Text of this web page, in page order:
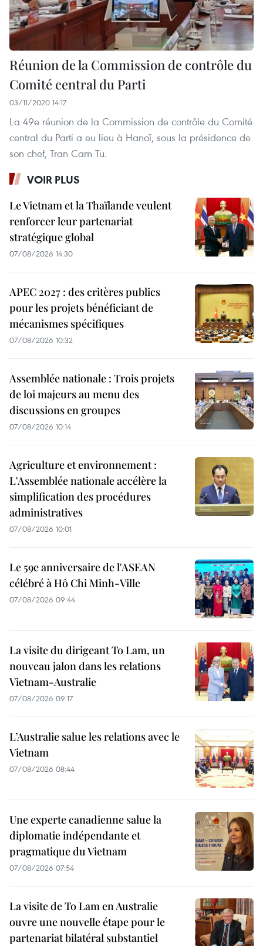
Réunion de la Commission de contrôle du
Comité central du Parti
03/11/2020 14:17
La 49e réunion de la Commission de contrôle du Comité
central du Parti a eu lieu à Hanoï, sous la présidence de
son chef, Tran Cam Tu.
VOIR PLUS
Le Vietnam et la Thaïlande veulent
renforcer leur partenariat
stratégique global
07/08/2026 14:30
APEC 2027 : des critères publics
pour les projets bénéficiant de
mécanismes spécifiques
07/08/2026 10:32
Assemblée nationale : Trois projets
de loi majeurs au menu des
discussions en groupes
07/08/2026 10:14
Agriculture et environnement :
L'Assemblée nationale accélère la
simplification des procédures
administratives
07/08/2026 10:01
Le 59e anniversaire de l'ASEAN
célébré à Hô Chi Minh-Ville
07/08/2026 09:44
La visite du dirigeant To Lam, un
nouveau jalon dans les relations
Vietnam-Australie
07/08/2026 09:17
L’Australie salue les relations avec le
Vietnam
07/08/2026 08:44
Une experte canadienne salue la
diplomatie indépendante et
pragmatique du Vietnam
07/08/2026 07:54
La visite de To Lam en Australie
ouvre une nouvelle étape pour le
partenariat bilatéral substantiel